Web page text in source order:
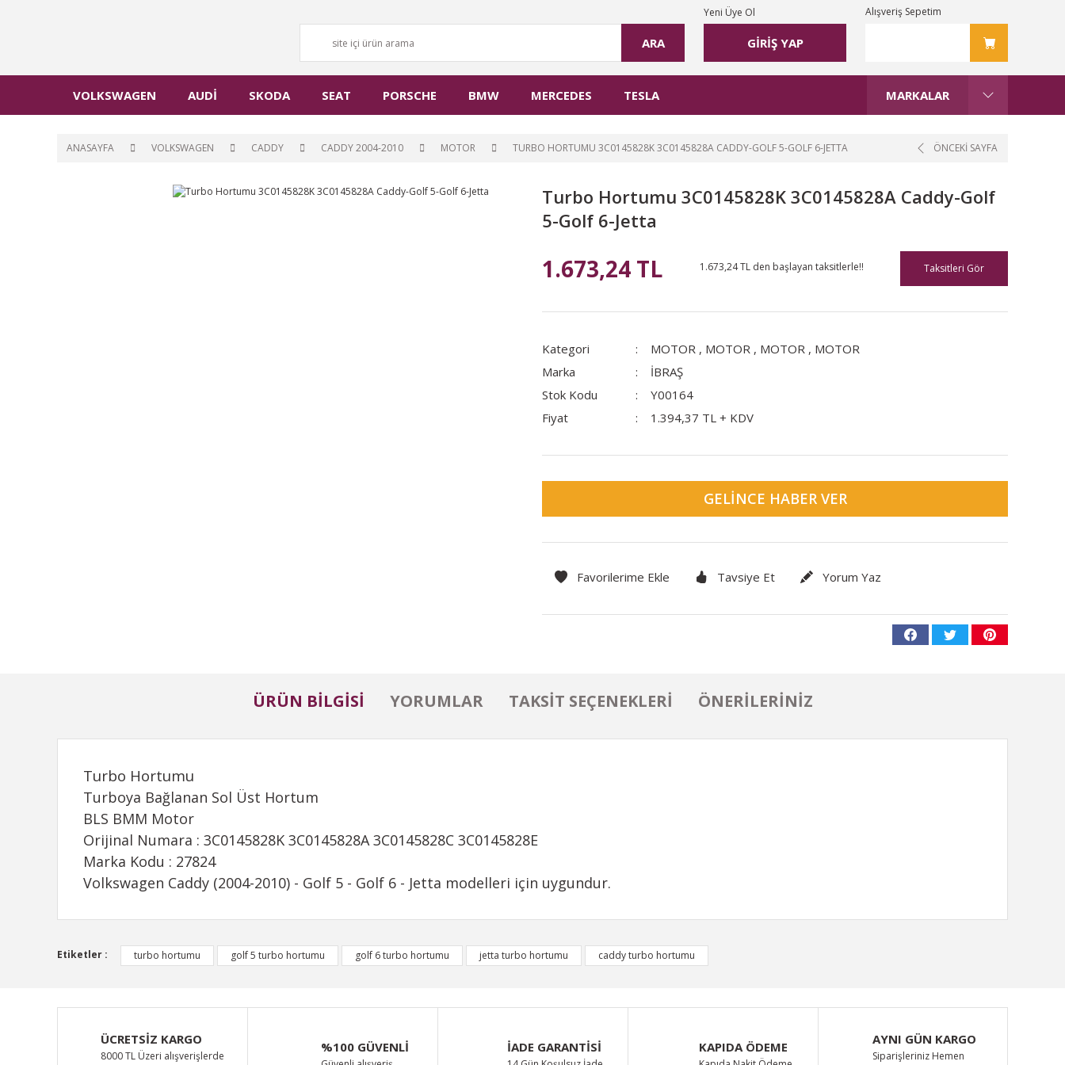
ARA GİRİŞ YAP
Yeni Üye Ol Alışveriş Sepetim
VOLKSWAGEN AUDİ SKODA SEAT PORSCHE BMW MERCEDES TESLA MARKALAR
ANASAYFA VOLKSWAGEN CADDY CADDY 2004-2010 MOTOR TURBO HORTUMU 3C0145828K 3C0145828A CADDY-GOLF 5-GOLF 6-JETTA ÖNCEKİ SAYFA
Turbo Hortumu 3C0145828K 3C0145828A Caddy-Golf
5-Golf 6-Jetta
1.673,24 TL 1.673,24 TL den başlayan taksitlerle!! Taksitleri Gör
Kategori MOTOR , MOTOR , MOTOR , MOTOR
Marka
İBRAŞ
Stok Kodu
Y00164
Fiyat
1.394,37 TL + KDV
GELINCE HABER VER
Tavsiye Et Yorum Yaz
ÜRÜN BILGISI YORUMLAR TAKSIT SEÇENEKLERI ÖNERILERINIZ
Turbo Hortumu
Turboya Bağlanan Sol Üst Hortum
BLS BMM Motor
Orijinal Numara : 3C0145828K 3C0145828A 3C0145828C 3C0145828E
Marka Kodu : 27824
Volkswagen Caddy (2004-2010) - Golf 5 - Golf 6 - Jetta modelleri için uygundur.
Bu ürünün fiyat bilgisi, resim, ürün açıklamalarında ve diğer konularda yetersiz gördüğünüz noktaları öneri formunu kullanarak tarafımıza iletebilirsiniz.
Görüş ve önerileriniz için teşekkür ederiz.
Ürün resmi kalitesiz, bozuk veya görüntülenemiyor.
Ürün açıklamasında eksik bilgiler bulunuyor.
Ürün bilgilerinde hatalar bulunuyor.
Etiketler : turbo hortumu golf 5 turbo hortumu golf 6 turbo hortumu jetta turbo hortumu caddy turbo hortumu
ÜCRETSİZ KARGO
8000 TL Üzeri alışverişlerde
%100 GÜVENLİ İADE GARANTİSİ KAPIDA ÖDEME AYNI GÜN KARGO
Siparişleriniz Hemen